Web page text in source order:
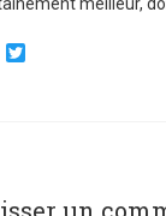
F
un